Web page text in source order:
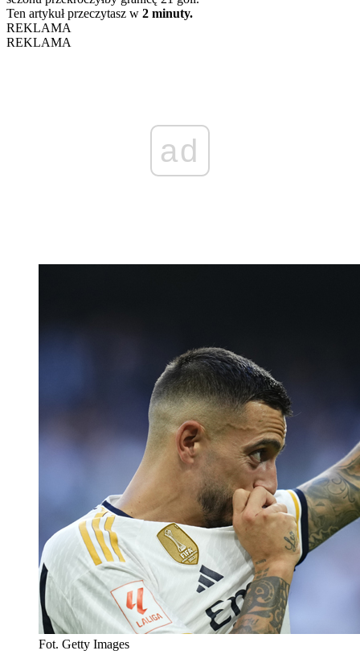
Ten artykuł przeczytasz w 2 minuty.
REKLAMA
REKLAMA
ad
Fot. Getty Images